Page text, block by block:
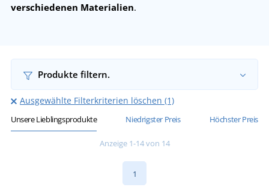
verschiedenen Materialien.
Produkte filtern.
Ausgewählte Filterkriterien löschen (1)
Unsere Lieblingsprodukte Niedrigster Preis Höchster Preis
Anzeige 1-14 von 14
1